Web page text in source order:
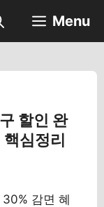
Menu
할인 완
심정리
30% 감면 혜